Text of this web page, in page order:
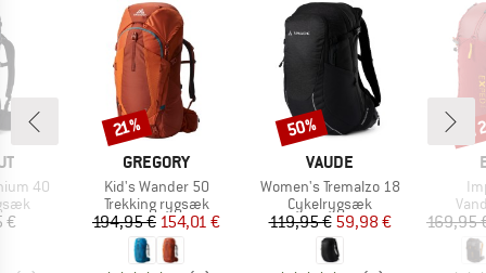
40
€
MÆRKE
GREGORY
Artikel
Kid's Wander 50
Produktgruppe
Trekking rygsæk
Pris
194,95 €Nedsat pris
154,01 €
Rabat
21%
MÆRKE
VAUDE
Artikel
Women's Tremalzo 18
Produktgruppe
Cykelrygsæk
Pris
119,95 €Nedsat pris
59,98 €
Rabat
50%
169,95